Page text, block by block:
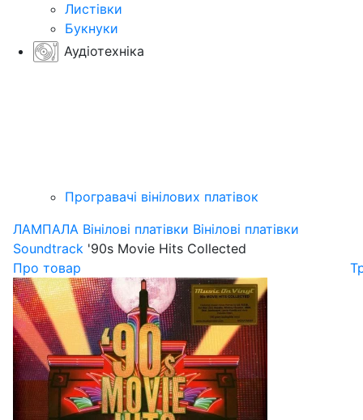
Листівки
Букнуки
Аудіотехніка
Програвачі вінілових платівок
ЛАМПАЛА Вінілові платівки Вінілові платівки
Soundtrack '90s Movie Hits Collected
Про товар